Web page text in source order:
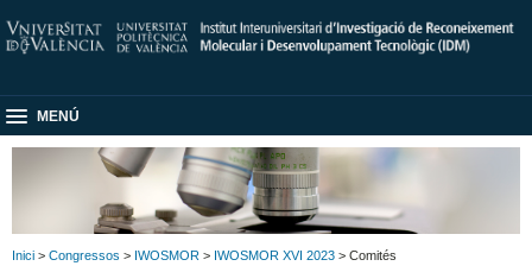
MENÚ
Inici > Congressos > IWOSMOR > IWOSMOR XVI 2023 > Comités